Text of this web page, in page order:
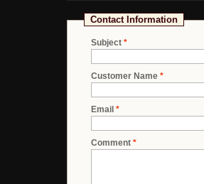
Contact Information
*
Subject
*
Customer Name
*
Email
*
Comment